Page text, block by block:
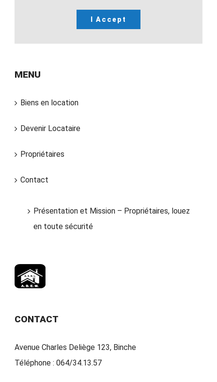
I Accept
MENU
Biens en location
Devenir Locataire
Propriétaires
Contact
Présentation et Mission – Propriétaires, louez
en toute sécurité
CONTACT
Avenue Charles Deliège 123, Binche
Téléphone : 064/34.13.57